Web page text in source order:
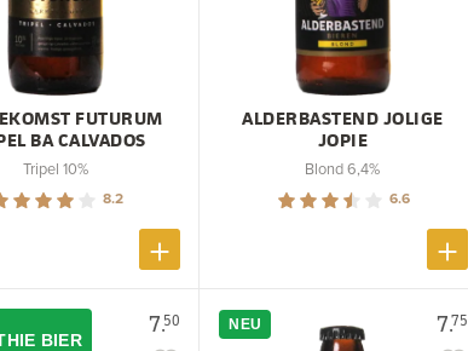
FUTURUM
BA CALVADOS
Tripel 10%
8.2
ALDERBASTEND JOLIGE
JOPIE
Blond 6,4%
6.6
7.50
BIER
7.75
NEU